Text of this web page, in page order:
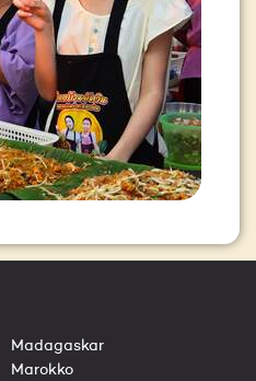
Madagaskar
Marokko